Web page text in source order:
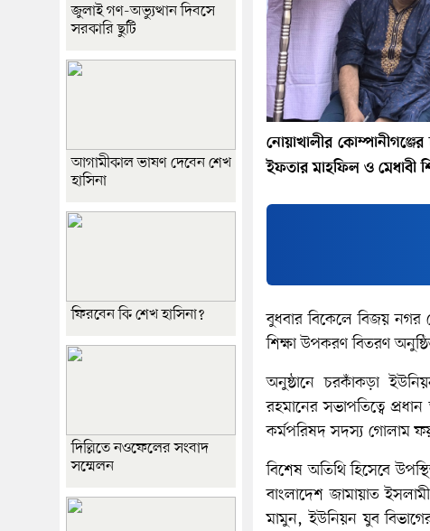
নোয়াখালীর
ইফতার মাহফিল ও মেধাবী
বুধবার বিকেলে বিজয় নগর
শিক্ষা উপকরণ বিতরণ
অনুষ্ঠানে চরকাঁকড়া
রহমানের সভাপতিত্বে
কর্মপরিষদ সদস্য গোলাম
বিশেষ অতিথি হিসেবে
বাংলাদেশ জামায়াত
মামুন, ইউনিয়ন যুব
জুলাই গণ-অভ্যুত্থান দিবসে
সরকারি ছুটি
আগামীকাল ভাষণ দেবেন শেখ
হাসিনা
ফিরবেন কি শেখ হাসিনা?
দিল্লিতে নওফেলের সংবাদ
সম্মেলন